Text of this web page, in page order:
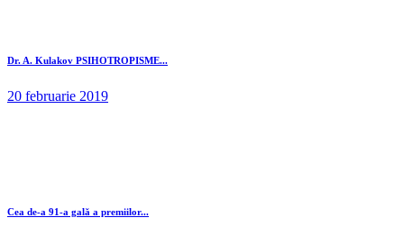
Dr. A. Kulakov PSIHOTROPISME...
20 februarie 2019
Cea de-a 91-a gală a premiilor...